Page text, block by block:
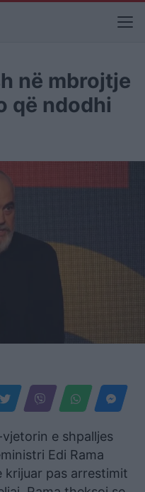
në mbrojtje
që ndodhi
e shpalljes
Edi Rama
krijuar pas arrestimit